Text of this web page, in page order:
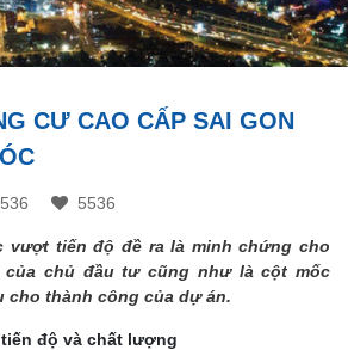
CƯ CAO CẤP SAI GON
5536
vượt tiến độ đề ra là minh chứng cho
của chủ đầu tư cũng như là cột mốc
cho thành công của dự án.
độ và chất lượng